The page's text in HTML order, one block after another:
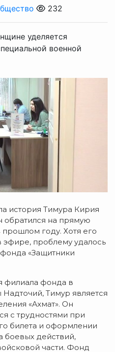
232
уделяется
военной
история Тимура Кирия
обратился на прямую
году. Хотя его
эфире, проблему удалось
«Защитники
филиала фонда в
Тимур является
«Ахмат». Он
с трудностями при
билета и оформлении
боевых действий,
части. Фонд